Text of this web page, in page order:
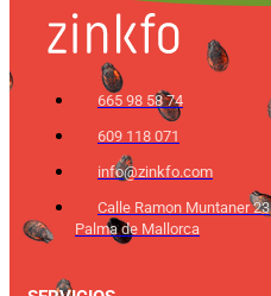
665 98 58 74
609 118 071
info@zinkfo.com
Calle Ramon Muntaner 23
Palma de Mallorca